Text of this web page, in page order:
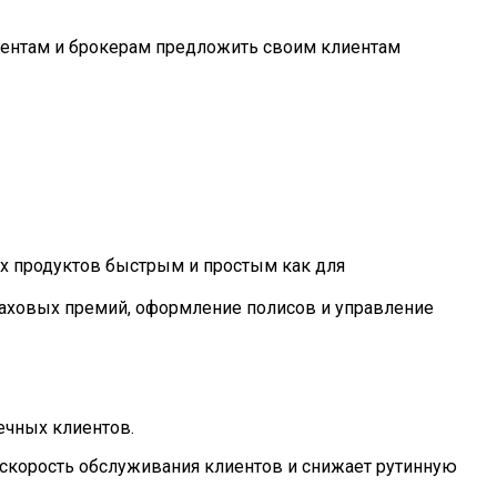
и брокерам предложить своим клиентам
продуктов быстрым и простым как для
премий, оформление полисов и управление
клиентов.
обслуживания клиентов и снижает рутинную